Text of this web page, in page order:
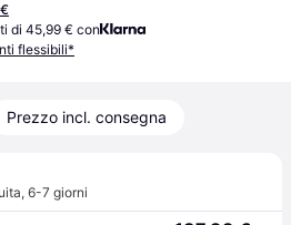
di 45,99 € con
flessibili*
Prezzo incl. consegna
, 6-7 giorni